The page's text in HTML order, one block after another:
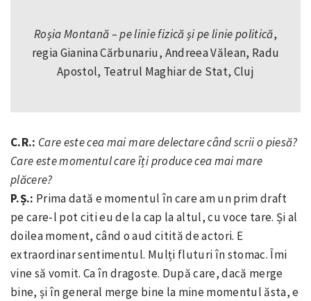
Roșia Montană – pe linie fizică și pe linie politică,
regia Gianina Cărbunariu, Andreea Vălean, Radu
Apostol, Teatrul Maghiar de Stat, Cluj
C.R.: Care este cea mai mare delectare când scrii o piesă?
Care este momentul care îți produce cea mai mare
plăcere?
P.Ș.: Prima dată e momentul în care am un prim draft
pe care-l pot citi eu de la cap la altul, cu voce tare. Și al
doilea moment, când o aud citită de actori. E
extraordinar sentimentul. Mulți fluturi în stomac. Îmi
vine să vomit. Ca în dragoste. După care, dacă merge
bine, și în general merge bine la mine momentul ăsta, e